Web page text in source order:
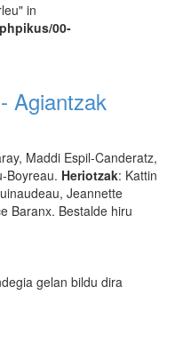
in
00-
Agiantzak
Maddi Espil-Canderatz,
Boyreau. Heriotzak: Kattin
Jeannette
Baranx. Bestalde hiru
gelan bildu dira